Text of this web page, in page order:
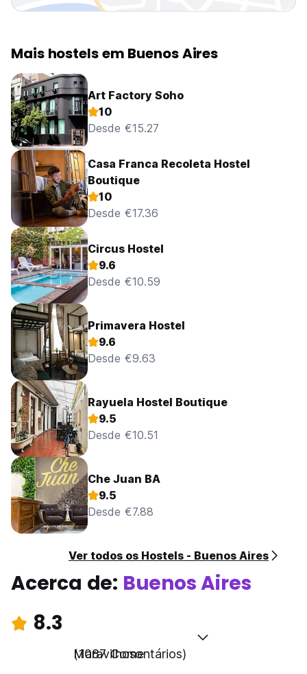
Mais hostels em Buenos Aires
Art Factory Soho
10
Desde €15.27
Casa Franca Recoleta Hostel
Boutique
10
Desde €17.36
Circus Hostel
9.6
Desde €10.59
Primavera Hostel
9.6
Desde €9.63
Rayuela Hostel Boutique
9.5
Desde €10.51
Che Juan BA
9.5
Desde €7.88
Ver todos os Hostels - Buenos Aires
Acerca de: Buenos Aires
8.3
Maravilhoso
(1087 Comentários)